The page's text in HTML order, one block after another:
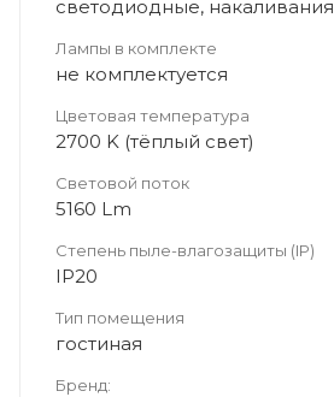
светодиодные, накаливания
Лампы в комплекте
не комплектуется
Цветовая температура
2700 K (тёплый свет)
Световой поток
5160 Lm
Степень пыле-влагозащиты (IP)
IP20
Тип помещения
гостиная
Бренд: